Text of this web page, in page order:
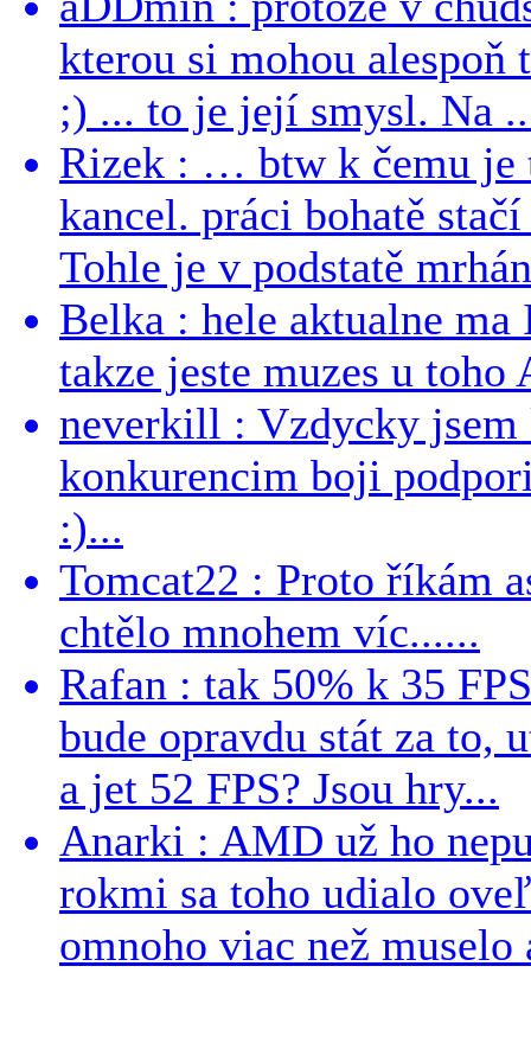
kterou si mohou alespoň
;) ... to je její smysl. Na
Rizek : … btw k čemu je
kancel. práci bohatě
Tohle je v podstatě
Belka : hele aktualne
takze jeste muzes u
neverkill : Vzdycky
konkurencim boji
:)...
Tomcat22 : Proto říkám
chtělo mnohem víc......
Rafan : tak 50% k 35
bude opravdu stát za to,
a jet 52 FPS? Jsou hry...
Anarki : AMD už ho
rokmi sa toho udialo
omnoho viac než muselo